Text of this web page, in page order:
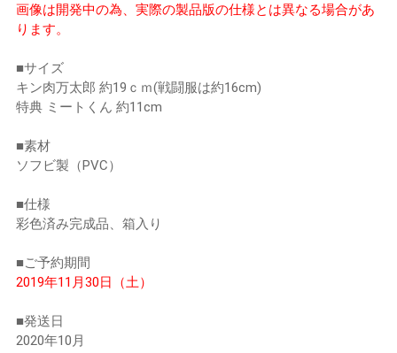
画像は開発中の為、実際の製品版の仕様とは異なる場合があ
ります。
■サイズ
キン肉万太郎 約19ｃｍ(戦闘服は約16cm)
特典 ミートくん 約11cm
■素材
ソフビ製（PVC）
■仕様
彩色済み完成品、箱入り
■ご予約期間
2019年11月30日（土）
■発送日
2020年10月